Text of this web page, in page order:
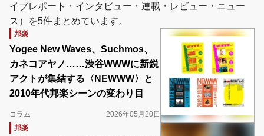
イブレポート・インタビュー・連載・レビュー・ニュー
ス）を5件まとめています。
邦楽
Yogee New Waves、Suchmos、
カネコアヤノ……渋谷WWWに新鋭
アクトが集結する〈NEWWW〉と
2010年代邦楽シーンの変わり目
コラム
2026年05月20日
邦楽